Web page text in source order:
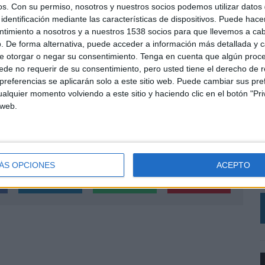
Con su permiso, nosotros y nuestros socios podemos utilizar datos
mediante las características de dispositivos. Puede
a nosotros y a nuestros 1538 socios para que llevemos a
De forma alternativa, puede acceder a información más detallada y
otorgar o negar su consentimiento. Tenga en cuenta que algún
no requerir de su consentimiento, pero usted tiene el derecho de
se aplicarán solo a este sitio web. Puede cambiar sus
momento volviendo a este sitio y haciendo clic en el botón
OPCIONES ACEPTO
más cañeras y sexy del mercado. Me veo
encantada con el talento multidisciplinar de
había sentido tan en casa como en Manifiesto”.
“contar con Isa es un lujo, no solo por su
en mercados internacionales sino también por su
Manifiesto sigue creciendo y apostando por
en nuestra propuesta de valor al